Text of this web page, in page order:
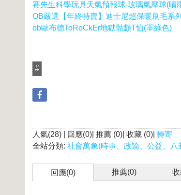
賽先生科學玩具天氣預報球-玻璃氣壓球(晴
OB嚴選【年終特賣】迪士尼超保暖刷毛系
ob歐布德ToRoCkEr地獄骷顱T恤(軍綠色)
#
人氣(28) | 回應(0)| 推薦 (0)| 收藏 (0)| 轉寄
全站分類: 社會萬象(時事、政論、公益、
回應(0) 推薦(0)